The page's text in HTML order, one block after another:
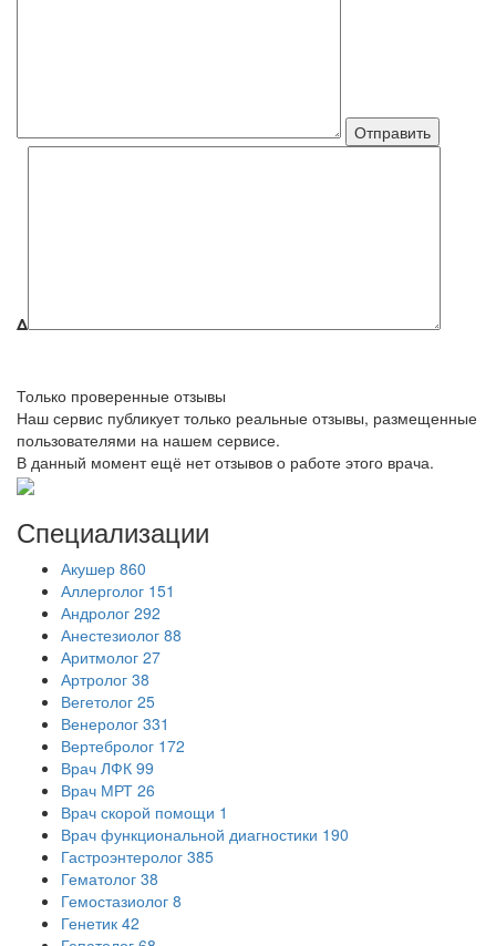
Δ
Только проверенные отзывы
Наш сервис публикует только реальные отзывы, размещенные
пользователями на нашем сервисе.
В данный момент ещё нет отзывов о работе этого врача.
Специализации
Акушер 860
Аллерголог 151
Андролог 292
Анестезиолог 88
Аритмолог 27
Артролог 38
Вегетолог 25
Венеролог 331
Вертебролог 172
Врач ЛФК 99
Врач МРТ 26
Врач скорой помощи 1
Врач функциональной диагностики 190
Гастроэнтеролог 385
Гематолог 38
Гемостазиолог 8
Генетик 42